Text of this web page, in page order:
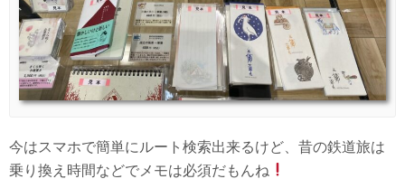
今はスマホで簡単にルート検索出来るけど、昔の鉄道旅は
乗り換え時間などでメモは必須だもんね